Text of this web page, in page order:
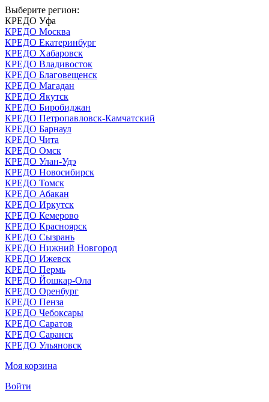
Выберите регион:
КРЕДО Уфа
КРЕДО Москва
КРЕДО Екатеринбург
КРЕДО Хабаровск
КРЕДО Владивосток
КРЕДО Благовещенск
КРЕДО Магадан
КРЕДО Якутск
КРЕДО Биробиджан
КРЕДО Петропавловск-Камчатский
КРЕДО Барнаул
КРЕДО Чита
КРЕДО Омск
КРЕДО Улан-Удэ
КРЕДО Новосибирск
КРЕДО Томск
КРЕДО Абакан
КРЕДО Иркутск
КРЕДО Кемерово
КРЕДО Красноярск
КРЕДО Сызрань
КРЕДО Нижний Новгород
КРЕДО Ижевск
КРЕДО Пермь
КРЕДО Йошкар-Ола
КРЕДО Оренбург
КРЕДО Пенза
КРЕДО Чебоксары
КРЕДО Саратов
КРЕДО Саранск
КРЕДО Ульяновск
Моя корзина
Войти